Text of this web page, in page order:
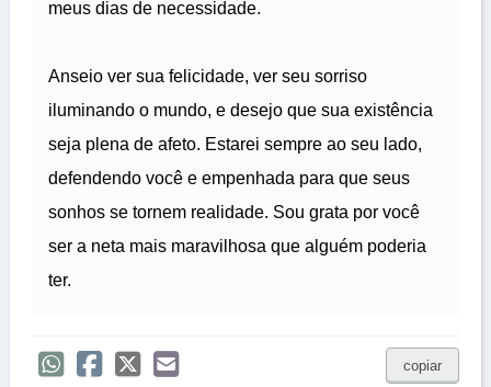
meus dias de necessidade.
Anseio ver sua felicidade, ver seu sorriso
iluminando o mundo, e desejo que sua existência
seja plena de afeto. Estarei sempre ao seu lado,
defendendo você e empenhada para que seus
sonhos se tornem realidade. Sou grata por você
ser a neta mais maravilhosa que alguém poderia
ter.
copiar